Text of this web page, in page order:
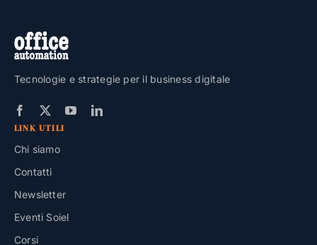
Tecnologie e strategie per il business digitale
LINK UTILI
Chi siamo
Contatti
Newsletter
Eventi Soiel
Corsi